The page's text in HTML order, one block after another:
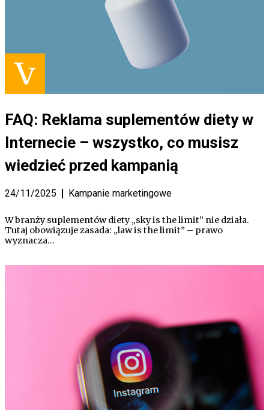
FAQ: Reklama suplementów diety w
Internecie – wszystko, co musisz
wiedzieć przed kampanią
24/11/2025 Kampanie marketingowe
W branży suplementów diety „sky is the limit” nie działa.
Tutaj obowiązuje zasada: „law is the limit” – prawo
wyznacza…